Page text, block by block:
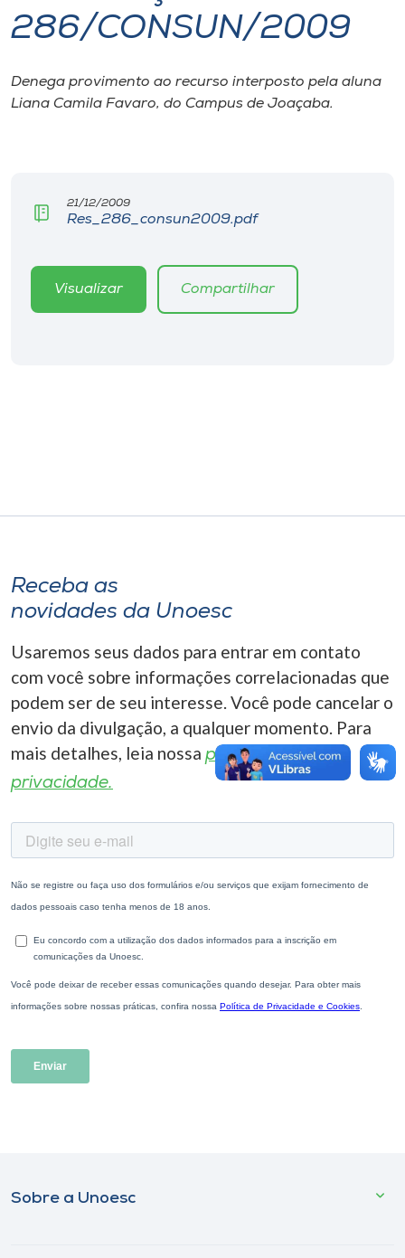
I.nova
Diplomados
CPA
Editora
Selecione
o idioma
286/CONSUN/2009
Denega provimento ao recurso interposto pela aluna
Liana Camila Favaro, do Campus de Joaçaba.
21/12/2009
Res_286_consun2009.pdf
Visualizar Compartilhar
Receba as
novidades da Unoesc
Usaremos seus dados para entrar em contato
com você sobre informações correlacionadas que
podem ser de seu interesse. Você pode cancelar o
envio da divulgação, a qualquer momento. Para
mais detalhes, leia nossa política de
privacidade.
Sobre a Unoesc